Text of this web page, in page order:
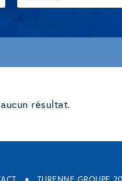
résultat.